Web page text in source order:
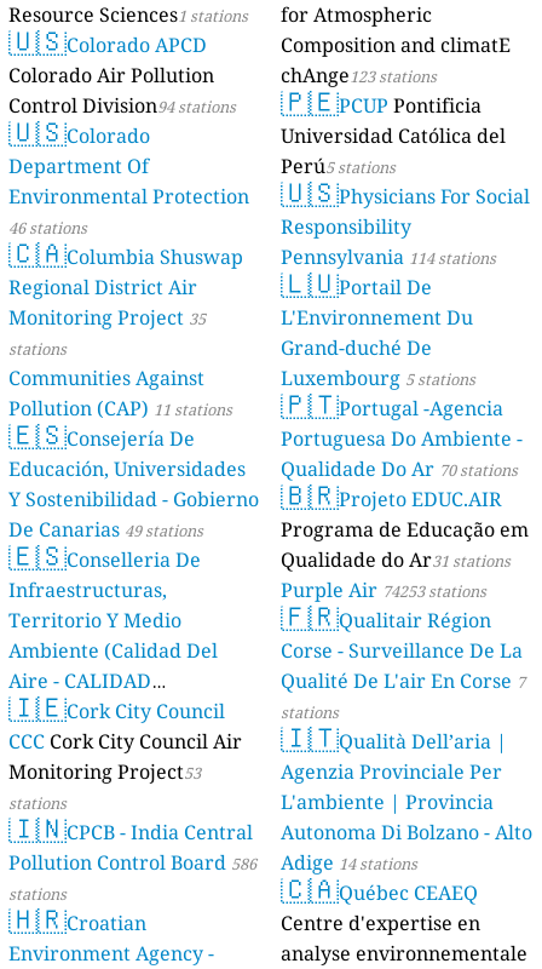
Resource Sciences1 stations
🇺🇸Colorado APCD
Colorado Air Pollution
Control Division94 stations
🇺🇸Colorado
Department Of
Environmental Protection
46 stations
🇨🇦Columbia Shuswap
Regional District Air
Monitoring Project 35
stations
Communities Against
Pollution (CAP) 11 stations
🇪🇸Consejería De
Educación, Universidades
Y Sostenibilidad - Gobierno
De Canarias 49 stations
🇪🇸Conselleria De
Infraestructuras,
Territorio Y Medio
Ambiente (Calidad Del
Aire - CALIDAD
AMBIENTAL) 23 stations
🇮🇪Cork City Council
CCC Cork City Council Air
Monitoring Project53
stations
🇮🇳CPCB - India Central
Pollution Control Board 586
stations
🇭🇷Croatian
Environment Agency -
for Atmospheric
Composition and climatE
chAnge123 stations
🇵🇪PCUP Pontificia
Universidad Católica del
Perú5 stations
🇺🇸Physicians For Social
Responsibility
Pennsylvania 114 stations
🇱🇺Portail De
L'Environnement Du
Grand-duché De
Luxembourg 5 stations
🇵🇹Portugal -Agencia
Portuguesa Do Ambiente -
Qualidade Do Ar 70 stations
🇧🇷Projeto EDUC.AIR
Programa de Educação em
Qualidade do Ar31 stations
Purple Air 74253 stations
🇫🇷Qualitair Région
Corse - Surveillance De La
Qualité De L'air En Corse 7
stations
🇮🇹Qualità Dell’aria |
Agenzia Provinciale Per
L'ambiente | Provincia
Autonoma Di Bolzano - Alto
Adige 14 stations
🇨🇦Québec CEAEQ
Centre d'expertise en
analyse environnementale